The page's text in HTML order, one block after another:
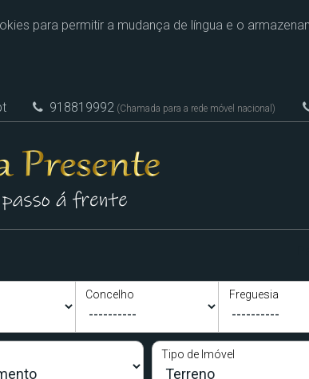
para permitir a mudança de língua e o
918819992 (Chamada para a rede móvel nacional)
Concelho Freguesia
Tipo de Imóvel